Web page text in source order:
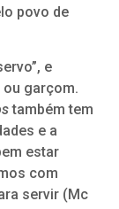
povo de
e
ou garçom.
também tem
e a
estar
com
servir (Mc